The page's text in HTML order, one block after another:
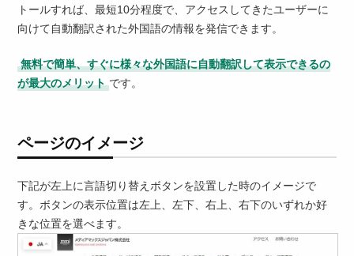
トールすれば、最短10分程度で、アクセスしてきたユーザーに
向けて自動翻訳された外国語の情報を発信できます。
無料で簡単、すぐに様々な外国語に自動翻訳して表示できるの
が最大のメリット です。
ページのイメージ
下記が左上に言語切り替えボタンを設置した時のイメージで
す。ボタンの表示位置は左上、左下、右上、右下のいずれか好
きな位置を選べます。